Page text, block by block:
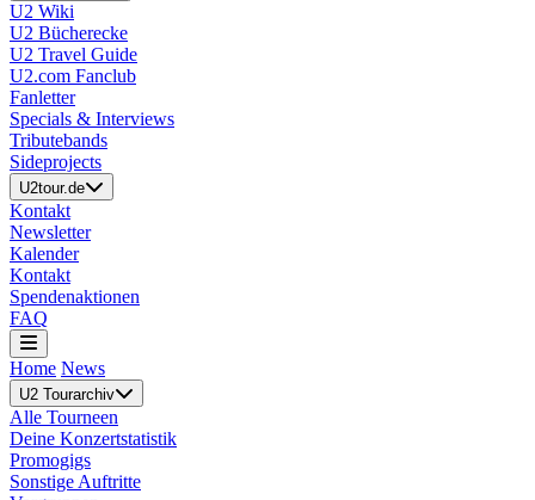
U2 Wiki
U2 Bücherecke
U2 Travel Guide
U2.com Fanclub
Fanletter
Specials & Interviews
Tributebands
Sideprojects
U2tour.de
Kontakt
Newsletter
Kalender
Kontakt
Spendenaktionen
FAQ
Home News
U2 Tourarchiv
Alle Tourneen
Deine Konzertstatistik
Promogigs
Sonstige Auftritte